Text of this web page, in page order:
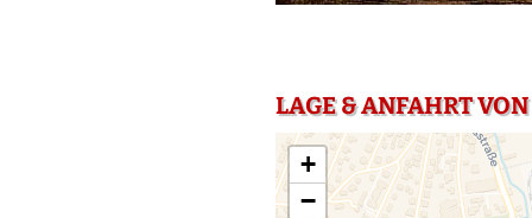
LAGE & ANFAHRT
+
−